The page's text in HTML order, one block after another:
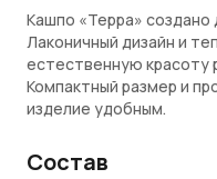
Кашпо «Терра» создано
Лаконичный дизайн и
естественную красоту
Компактный размер и
изделие удобным.
Состав